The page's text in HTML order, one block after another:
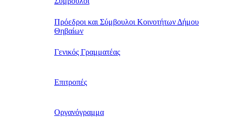
Πρόεδροι και Σύμβουλοι Κοινοτήτων Δήμου
Θηβαίων
Γενικός Γραμματέας
Επιτροπές
Οργανόγραμμα